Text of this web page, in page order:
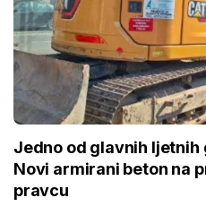
Jedno od glavnih
Novi armirani beton na
pravcu